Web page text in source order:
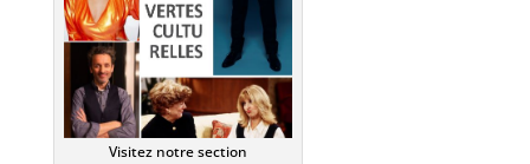
Visitez notre section